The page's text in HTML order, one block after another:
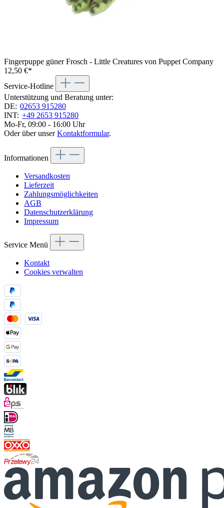
Fingerpuppe güner Frosch - Little Creatures von Puppet Company
12,50 €*
Service-Hotline
Unterstützung und Beratung unter:
DE: 02653 915280
INT: +49 2653 915280
Mo-Fr, 09:00 - 16:00 Uhr
Oder über unserKontaktformular.
Informationen
Versandkosten
Lieferzeit
Zahlungsmöglichkeiten
AGB
Datenschutzerklärung
Impressum
Service Menü
Kontakt
Cookies verwalten